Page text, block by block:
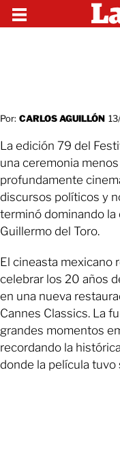
Por: CARLOS AGUILLÓN
La edición 79 del
una ceremonia
profundamente
discursos políticos y
terminó dominando la
Guillermo del Toro.
El cineasta mexicano
celebrar los 20 años
en una nueva
Cannes Classics. La
grandes momentos
recordando la
donde la película